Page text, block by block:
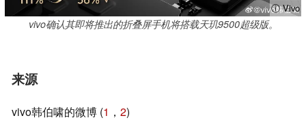
ⓘ Vivo
vivo确认其即将推出的折叠屏手机将搭载天玑9500超级版。
来源
vivo韩伯啸的微博 (1 ， 2)